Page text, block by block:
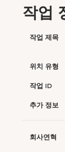
작업
작업 제목
위치 유형
작업 ID
추가 정보
회사연혁